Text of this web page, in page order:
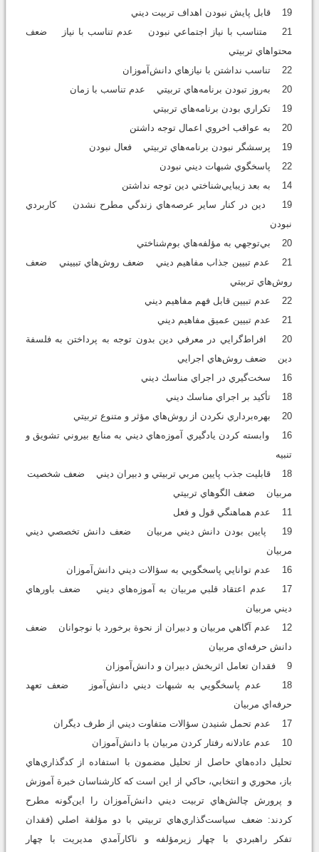
19 قابل پايش نبودن اهداف تربيت ديني
21 متناسب با نياز اجتماعي نبودن عدم تناسب با نياز ضعف
محتواهاي تربيتي
22 تناسب نداشتن با نياز‌هاي دانش‌آموزان
20 به‌روز تبودن برنامه‌هاي تربيتي عدم تناسب با زمان
19 تكراري بودن برنامه‌هاي تربيتي
20 به عواقب اخروي اعمال توجه داشتن
19 پرسشگر نبودن برنامه‌هاي تربيتي فعال نبودن
22 پاسخگوي شبهات ديني نبودن
14 به بعد زيبايي‌شناختي دين توجه نداشتن
19 دين در کنار ساير عرصه‌هاي زندگي مطرح نشدن کاربردي
نبودن
20 بي‌توجهي به مؤلفه‌هاي بوم‌شناختي
21 عدم تبيين جذاب مفاهيم ديني ضعف روش‌هاي تبييني ضعف
روش‌هاي تربيتي
22 عدم تبيين قابل فهم مفاهيم ديني
21 عدم تبيين عميق مفاهيم ديني
20 افراط‌گرايي در معرفي دين بدون توجه به پرداختن به فلسفة
دين ضعف روش‌هاي اجرايي
16 سخت‌گيري در اجراي مناسك ديني
18 تأكيد بر اجراي مناسك ديني
20 بهره‌برداري نکردن از روش‌هاي مؤثر و متنوع تربيتي
16 وابسته کردن يادگيري آموزه‌هاي ديني به منابع بيروني تشويق و
تنبيه
18 قابليت جذب پايين مربي تربيتي و دبيران ديني ضعف شخصيت
مربيان ضعف الگوهاي تربيتي
11 عدم هماهنگي قول و فعل
19 پايين بودن دانش ديني مربيان ضعف دانش تخصصي ديني
مربيان
16 عدم توانايي پاسخگويي به سؤالات ديني دانش‌آموزان
17 عدم اعتقاد قلبي مربيان به آموزه‌هاي ديني ضعف باورهاي
ديني مربيان
12 عدم آگاهي مربيان و دبيران از نحوة برخورد با نوجوانان ضعف
دانش حرفه‌اي مربيان
9 فقدان تعامل اثربخش دبيران و دانش‌آموزان
18 عدم پاسخگويي به شبهات ديني دانش‌آموز ضعف تعهد
حرفه‌اي مربيان
17 عدم تحمل شنيدن سؤالات متفاوت ديني از طرف ديگران
10 عدم عادلانه رفتار كردن مربيان با دانش‌آموزان
تحليل داده‌هاي حاصل از تحليل مضمون با استفاده از كدگذاري‌هاي
باز، محوري و انتخابي، حاكي از اين است كه كارشناسان خبرة آموزش
و پرورش چالش‌هاي تربيت ديني دانش‌آموزان را اين‌گونه مطرح
کردند: ضعف سياست‌گذاري‌هاي تربيتي با دو مؤلفة اصلي (فقدان
تفكر راهبردي با چهار زيرمؤلفه و ناكارآمدي مديريت با چهار